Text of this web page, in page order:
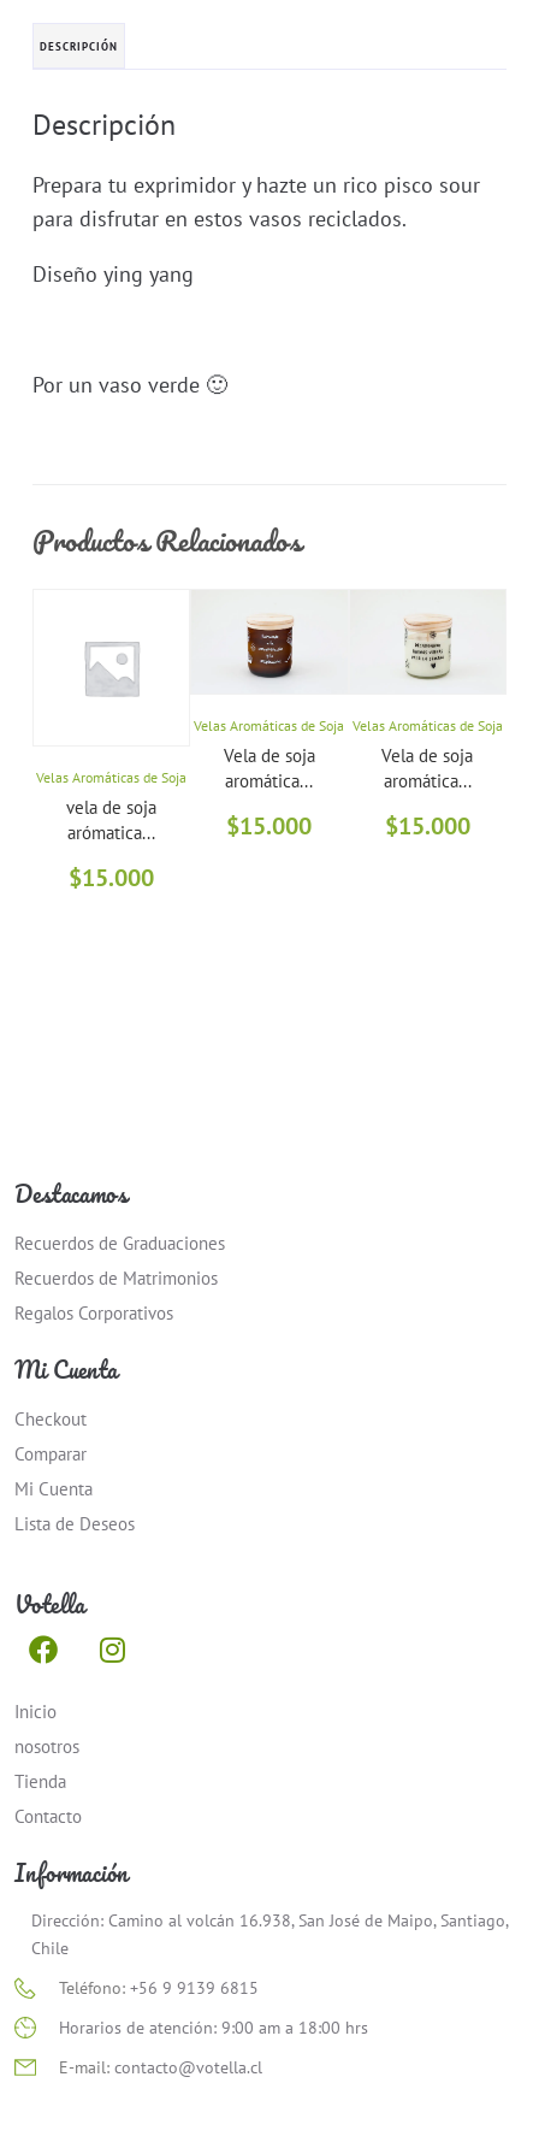
DESCRIPCIÓN
Descripción
Prepara tu exprimidor y hazte un rico pisco sour
para disfrutar en estos vasos reciclados.
Diseño ying yang
Por un vaso verde 🙂
Productos Relacionados
Velas Aromáticas de Soja
vela de soja
arómatica...
$15.000
Velas Aromáticas de Soja
Vela de soja
aromática...
$15.000
Velas Aromáticas de Soja
Vela de soja
aromática...
$15.000
Destacamos
Recuerdos de Graduaciones
Recuerdos de Matrimonios
Regalos Corporativos
Mi Cuenta
Checkout
Comparar
Mi Cuenta
Lista de Deseos
Votella
Inicio
nosotros
Tienda
Contacto
Información
Dirección: Camino al volcán 16.938, San José de Maipo, Santiago,
Chile
Teléfono: +56 9 9139 6815
Horarios de atención: 9:00 am a 18:00 hrs
E-mail: contacto@votella.cl